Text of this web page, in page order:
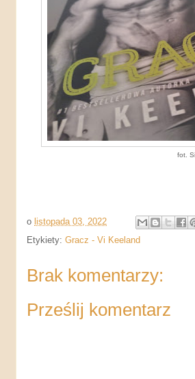
fot.
o listopada 03, 2022
Etykiety: Gracz - Vi Keeland
Brak komentarzy:
Prześlij komentarz